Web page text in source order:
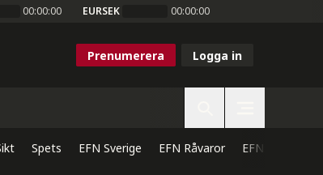
00:00:00 EURSEK 00:00:00
Prenumerera Logga in
Spets EFN Sverige EFN Råvaror EFN Direkt